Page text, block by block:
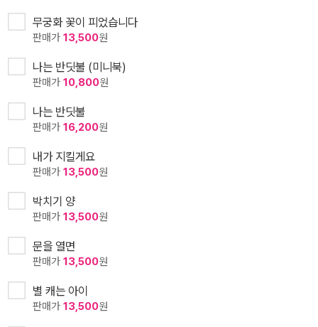
무궁화 꽃이 피었습니다
판매가 13,500원
나는 반딧불 (미니북)
판매가 10,800원
나는 반딧불
판매가 16,200원
내가 지킬게요
판매가 13,500원
박치기 양
판매가 13,500원
문을 열면
판매가 13,500원
별 캐는 아이
판매가 13,500원